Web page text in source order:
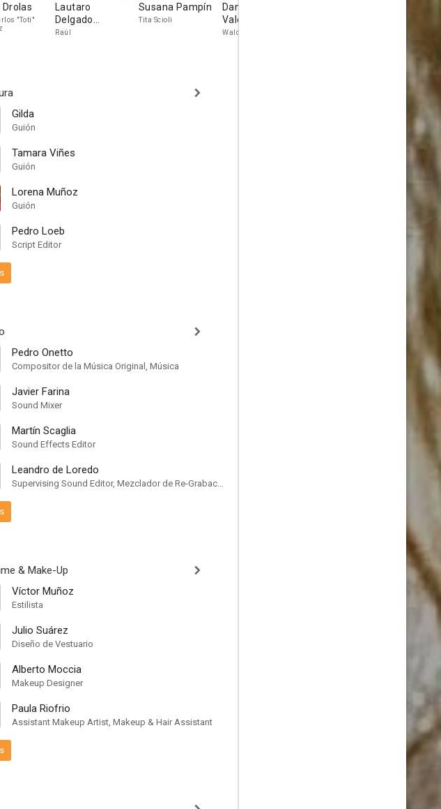
"Toti"
Lautaro
Delgado
Tymruk
Raúl
Susana Pampín
Tita Scioli
Daniel
Valenzuela
Waldo
Gilda
Guión
Tamara Viñes
Guión
Lorena Muñoz
Guión
Pedro Loeb
Script Editor
Pedro Onetto
Compositor de la Música Original, Música
Javier Farina
Sound Mixer
Martín Scaglia
Sound Effects Editor
Leandro de Loredo
Supervising Sound Editor, Mezclador de Re-Grabación de Sonido
& Make-Up
Víctor Muñoz
Estilista
Julio Suárez
Diseño de Vestuario
Alberto Moccia
Makeup Designer
Paula Riofrio
Assistant Makeup Artist, Makeup & Hair Assistant